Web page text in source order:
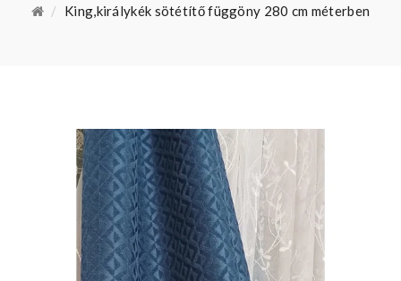
King,királykék sötétítő függöny 280 cm méterben